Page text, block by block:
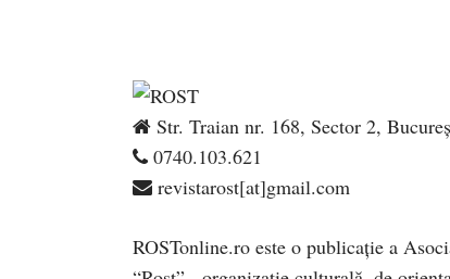
Str. Traian nr. 168, Sector 2,
0740.103.621
revistarost[at]gmail.com
ROSTonline.ro este o publicaţie a